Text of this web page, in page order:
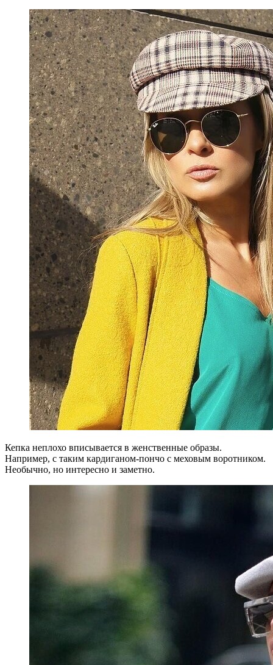
Кепка неплохо вписывается в женственные образы.
Например, с таким кардиганом-пончо с меховым воротником.
Необычно, но интересно и заметно.